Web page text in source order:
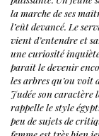
la marche de ses
l’eût devancé. Le
vient d’entendre et
une curiosité
paraît le devenir
les arbres qu’ou voit
Judée son caractère
rappelle le style
peu de sujets de